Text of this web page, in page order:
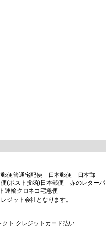
郵便普通宅配便 日本郵便 日本郵
(ポスト投函)日本郵便 赤のレターパ
運輸クロネコ宅急便
ジット会社となります。